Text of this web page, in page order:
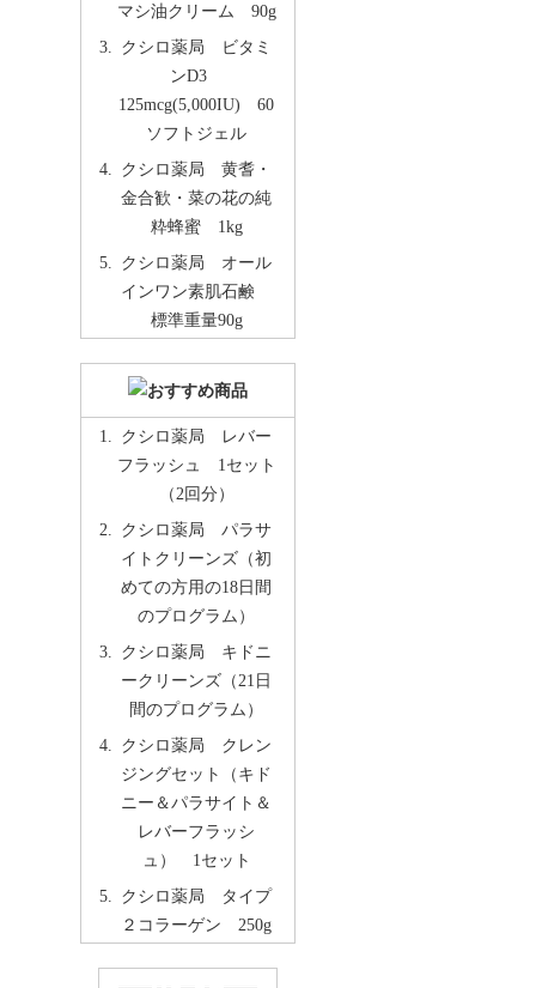
マシ油クリーム 90g
クシロ薬局 ビタミ
ンD3
125mcg(5,000IU) 60
ソフトジェル
クシロ薬局 黄耆・
金合歓・菜の花の純
粋蜂蜜 1kg
クシロ薬局 オール
インワン素肌石鹸
標準重量90g
クシロ薬局 レバー
フラッシュ 1セット
（2回分）
クシロ薬局 パラサ
イトクリーンズ（初
めての方用の18日間
のプログラム）
クシロ薬局 キドニ
ークリーンズ（21日
間のプログラム）
クシロ薬局 クレン
ジングセット（キド
ニー＆パラサイト＆
レバーフラッシ
ュ） 1セット
クシロ薬局 タイプ
２コラーゲン 250g